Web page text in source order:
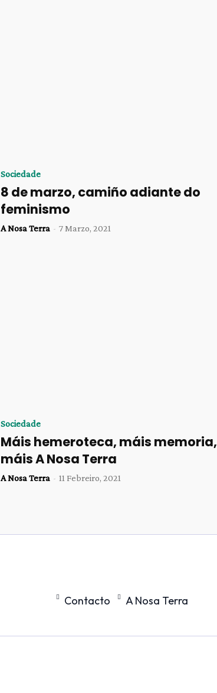
Sociedade
8 de marzo, camiño adiante do
feminismo
A Nosa Terra - 7 Marzo, 2021
Sociedade
Máis hemeroteca, máis memoria,
máis A Nosa Terra
A Nosa Terra - 11 Febreiro, 2021
Contacto A Nosa Terra